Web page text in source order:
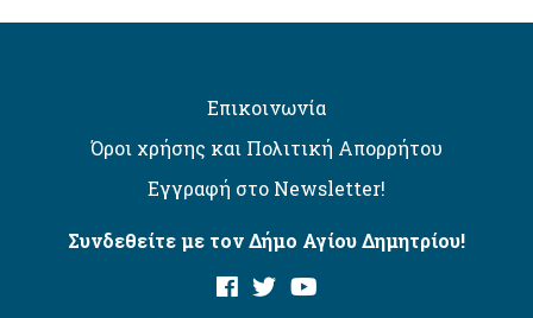
Επικοινωνία
Όροι χρήσης και Πολιτική Απορρήτου
Εγγραφή στο Newsletter!
Συνδεθείτε με τον Δήμο Αγίου Δημητρίου!